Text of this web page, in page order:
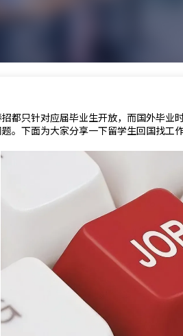
都只针对应届毕业生开放，而国外毕业
。下面为大家分享一下留学生回国找工作